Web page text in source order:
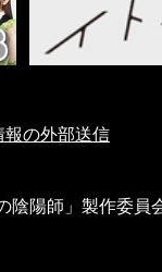
の外部送信
陰陽師」製作委員